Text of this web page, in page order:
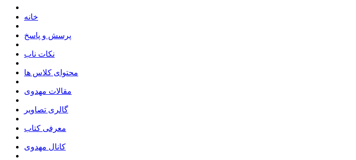
خانه
پرسش و پاسخ
نکات ناب
محتوای کلاس ها
مقالات مهدوی
گالری تصاویر
معرفی کتاب
کانال مهدوی